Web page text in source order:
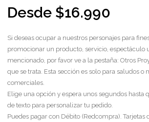
Desde $16.990
Si deseas ocupar a nuestros personajes para
promocionar un producto, servicio, espectáculo
mencionado, por favor ve a la pestaña: Otros
que se trata. Esta sección es solo para saludos o
comerciales.
Elige una opción y espera unos segundos hasta
de texto para personalizar tu pedido.
Puedes pagar con Débito (Redcompra). Tarjetas